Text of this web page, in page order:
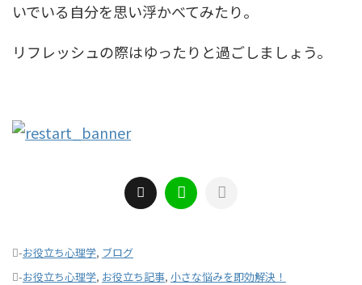
いでいる自分を思い浮かべてみたり。
リフレッシュの際はゆったりと過ごしましょう。
-お役立ち心理学, ブログ
-お役立ち心理学, お役立ち記事, 小さな悩みを即効解決！